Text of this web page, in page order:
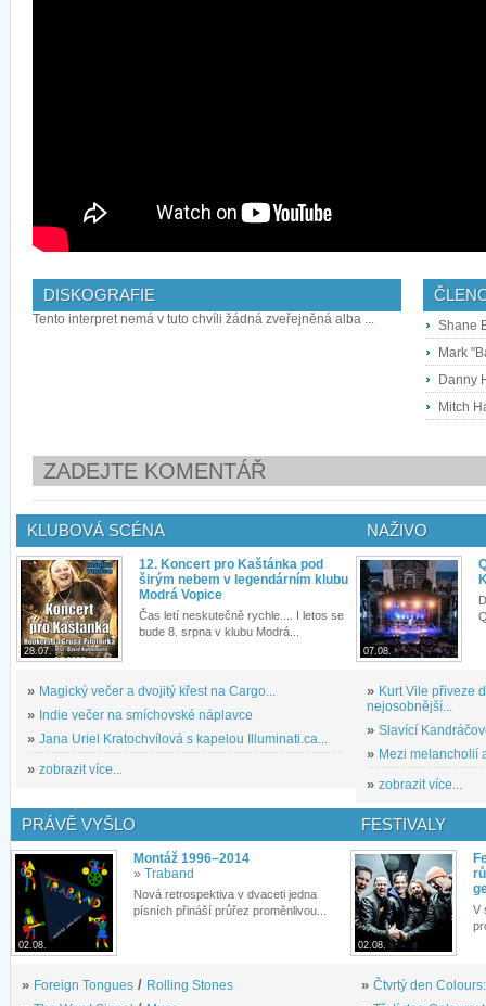
DISKOGRAFIE
Tento interpret nemá v tuto chvíli žádná zveřejněná alba ...
Shane
Mark
Danny
Mitch
ZADEJTE KOMENTÁŘ
KLUBOVÁ SCÉNA
28.07.
12. Koncert pro Kaštánka pod
širým nebem v legendárním klubu
Modrá Vopice
Čas letí neskutečně rychle.... I letos se
bude 8. srpna v klubu Modrá...
» Magický večer a dvojitý křest na Cargo...
» Indie večer na smíchovské náplavce
» Jana Uriel Kratochvílová s kapelou Illuminati.ca...
» zobrazit více...
NAŽIVO
07.08.
» Kurt Vile přiveze
nejosobnější...
» Slavící
» Mezi melancholií
» zobrazit více...
PRÁVĚ VYŠLO
02.08.
Montáž 1996–2014
» Traband
Nová retrospektiva v dvaceti jedna
písních přináší průřez proměnlivou...
» Foreign Tongues / Rolling Stones
FESTIVALY
02.08.
V
» Čtvrtý den